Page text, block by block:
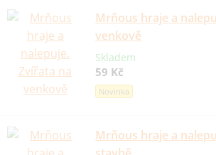
Mrňous hraje a
venkově
Skladem
59 Kč
Novinka
Mrňous hraje a